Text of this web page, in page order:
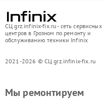
СЦ grz.infinix-fix.ru - сеть сервисных
центров в Грозном по ремонту и
обслуживанию техники Infinix
2021-2026 © СЦ grz.infinix-fix.ru
Мы ремонтируем